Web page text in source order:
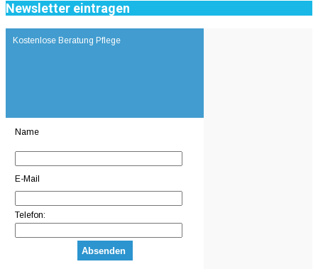
Newsletter eintragen
Kostenlose Beratung Pflege
Name
E-Mail
Telefon: